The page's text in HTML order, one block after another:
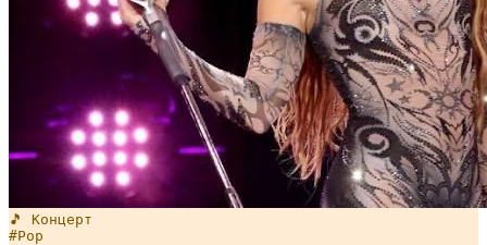
🎵 Концерт
#Pop